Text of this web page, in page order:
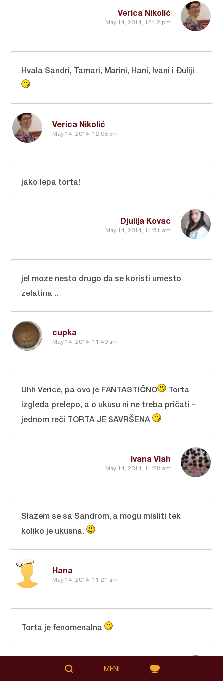
Verica Nikolić
May 14, 2014, 12:12 pm
Verica Nikolić
May 14, 2014, 12:08 pm
Hvala Sandri, Tamari, Marini, Hani, Ivani i Đuliji
Djulija Kovac
May 14, 2014, 11:51 am
jako lepa torta!
cupka
May 14, 2014, 11:49 am
jel moze nesto drugo da se koristi umesto
zelatina ..
Ivana Vlah
May 14, 2014, 11:28 am
Uhh Verice, pa ovo je FANTASTIČNO
Torta
izgleda prelepo, a o ukusu ni ne treba pričati -
jednom reči TORTA JE SAVRŠENA
Hana
May 14, 2014, 11:21 am
Slazem se sa Sandrom, a mogu misliti tek
koliko je ukusna.
Marina Zdravkovic
Torta je fenomenalna